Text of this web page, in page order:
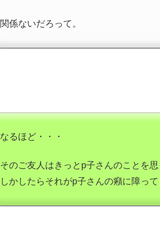
関係ないだろって。
なるほど・・・
そのご友人はきっとp子さんのことを
しかしたらそれがp子さんの癪に障っ